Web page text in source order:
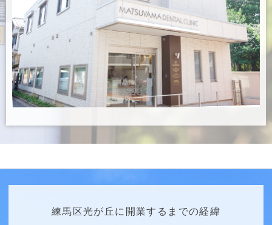
練馬区光が丘に開業するまでの経緯